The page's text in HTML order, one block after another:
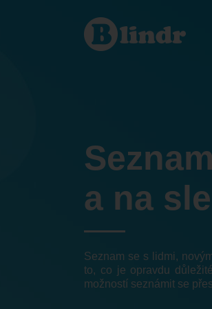
Bratislavský
kraj
a na
Seznam se s lidmi,
to, co je opravdu
možností seznámit se